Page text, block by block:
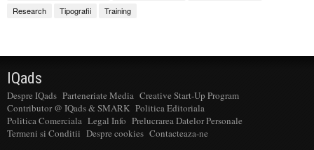
Research
Tipografii Training
IQads
Despre IQads Parteneriate Media Creative Start-Up Program
Contributor @ IQads & SMARK Politica Editoriala
Politica Comerciala Legal Info Prelucrarea Datelor Personale
Termeni si Conditii Despre cookies Contacteaza-ne